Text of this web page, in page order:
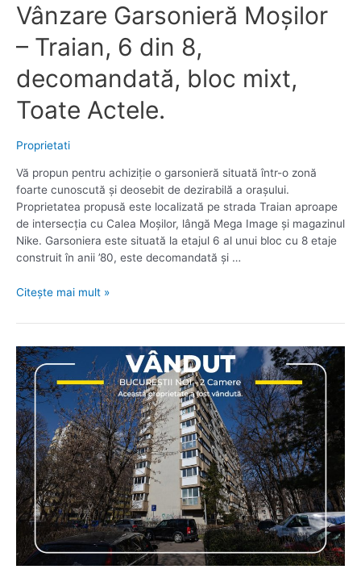
Vânzare Garsonieră Moșilor
– Traian, 6 din 8,
decomandată, bloc mixt,
Toate Actele.
Proprietati
Vă propun pentru achiziție o garsonieră situată într-o zonă
foarte cunoscută și deosebit de dezirabilă a orașului.
Proprietatea propusă este localizată pe strada Traian aproape
de intersecția cu Calea Moșilor, lângă Mega Image și magazinul
Nike. Garsoniera este situată la etajul 6 al unui bloc cu 8 etaje
construit în anii ’80, este decomandată și …
Vânzare
Moșilor
Traian,
6
din
8,
decomandată,
bloc
mixt,
Toate
Actele.
Citește mai mult »